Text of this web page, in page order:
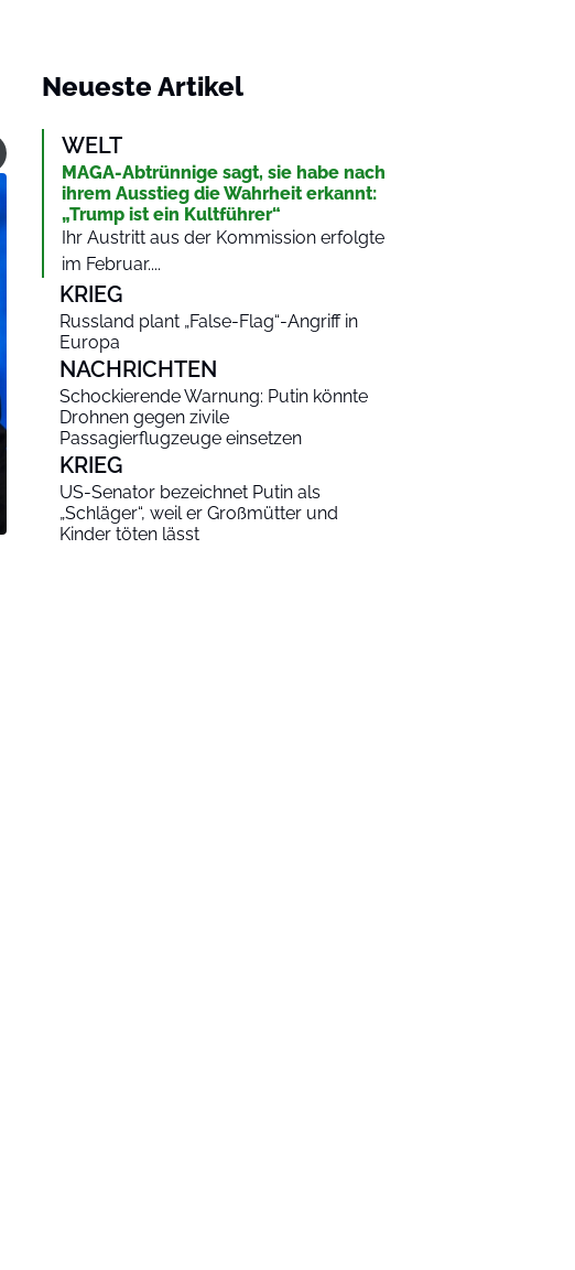
Neueste Artikel
WELT
MAGA-Abtrünnige sagt, sie habe nach
ihrem Ausstieg die Wahrheit erkannt:
„Trump ist ein Kultführer“
Ihr Austritt aus der Kommission erfolgte
im Februar....
KRIEG
Russland plant „False-Flag“-Angriff in
Europa
NACHRICHTEN
Schockierende Warnung: Putin könnte
Drohnen gegen zivile
Passagierflugzeuge einsetzen
KRIEG
US-Senator bezeichnet Putin als
„Schläger“, weil er Großmütter und
Kinder töten lässt